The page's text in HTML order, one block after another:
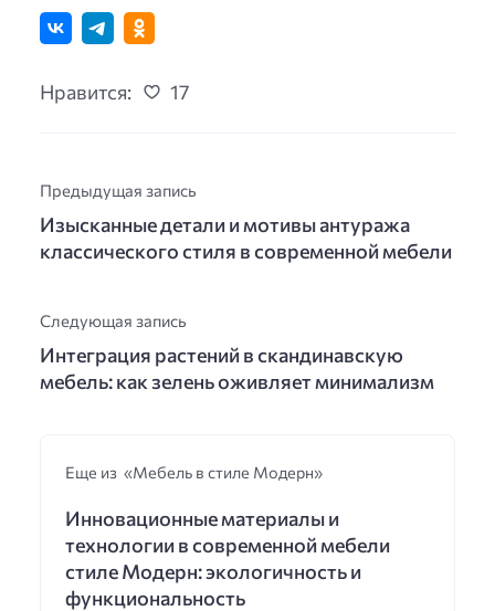
Нравится: 17
Предыдущая запись
Изысканные детали и мотивы антуража
классического стиля в современной мебели
Следующая запись
Интеграция растений в скандинавскую
мебель: как зелень оживляет минимализм
Еще из «Мебель в стиле Модерн»
Инновационные материалы и
технологии в современной мебели
стиле Модерн: экологичность и
функциональность